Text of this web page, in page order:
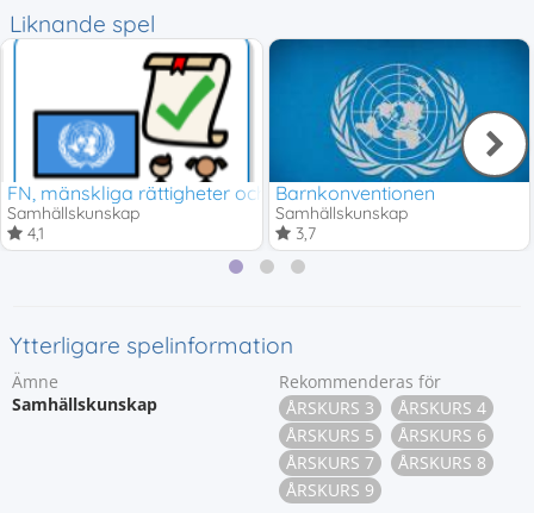
Liknande spel
FN, mänskliga rättigheter och barnkonventionen
Samhällskunskap
4,1
Barnkonventionen
Samhällskunskap
3,7
Ytterligare spelinformation
Ämne
Samhällskunskap
Rekommenderas för
ÅRSKURS 3
ÅRSKURS 4
ÅRSKURS 5
ÅRSKURS 6
ÅRSKURS 7
ÅRSKURS 8
ÅRSKURS 9